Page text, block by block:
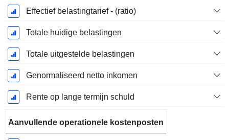
Effectief belastingtarief - (ratio)
Totale huidige belastingen
Totale uitgestelde belastingen
Genormaliseerd netto inkomen
Rente op lange termijn schuld
Aanvullende operationele kostenposten